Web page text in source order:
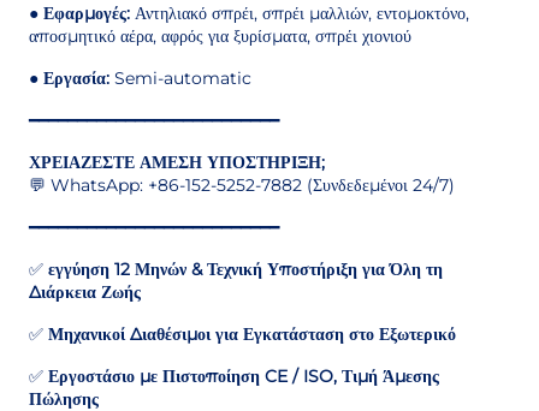
● Εφαρμογές: Αντηλιακό σπρέι, σπρέι μαλλιών, εντομοκτόνο,
αποσμητικό αέρα, αφρός για ξυρίσματα, σπρέι χιονιού
● Εργασία: Semi-automatic
━━━━━━━━━━━━━━━━━━━━━━━━━━
ΧΡΕΙΑΖΕΣΤΕ ΑΜΕΣΗ ΥΠΟΣΤΗΡΙΞΗ;
💬 WhatsApp: +86-152-5252-7882 (Συνδεδεμένοι 24/7)
━━━━━━━━━━━━━━━━━━━━━━━━━━
✅ εγγύηση 12 Μηνών & Τεχνική Υποστήριξη για Όλη τη
Διάρκεια Ζωής
✅ Μηχανικοί Διαθέσιμοι για Εγκατάσταση στο Εξωτερικό
✅ Εργοστάσιο με Πιστοποίηση CE / ISO, Τιμή Άμεσης
Πώλησης